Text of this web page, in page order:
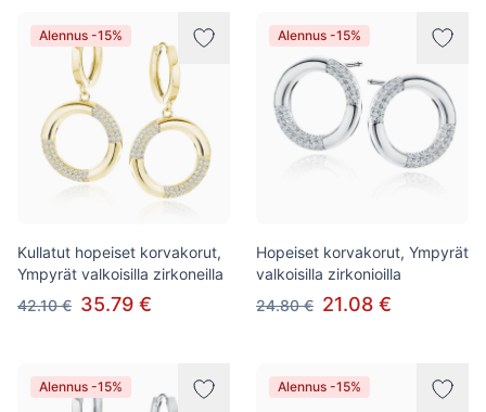
Alennus -15%
Kullatut hopeiset korvakorut,
Ympyrät valkoisilla zirkoneilla
42.10 € 35.79 €
Alennus -15%
Hopeiset korvakorut, Ympyrät
valkoisilla zirkonioilla
24.80 € 21.08 €
Alennus -15% Alennus -15%